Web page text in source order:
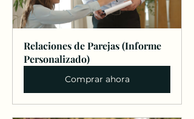
Relaciones de Parejas (Informe
Personalizado)
Comprar ahora